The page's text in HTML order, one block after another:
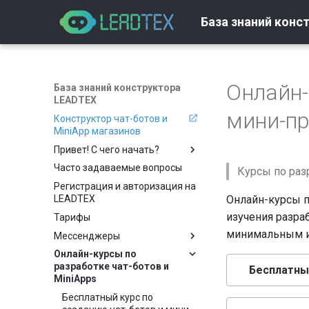
База знаний
База знаний конструктора
LEADTEX
Конструктор чат-ботов и
MiniApp магазинов
Привет! С чего начать?
Вход и регистрация
Как создать бота
Создание бота с помощью
AI-генератора
Самостоятельное создание
бота
Настройки
Настройки аккаунта
Безопасность аккаунта
Оплата
Оплата токенов
Сценарий бота
Часто задаваемые вопросы
Регистрация и авторизация на
LEADTEX
Тарифы
Мессенджеры
Telegram
Подключение Telegram
Прямые ссылки на
дополнительные сценарии
Whatsapp
Подключение WhatsApp
VK
Онлайн-курсы по
разработке чат-ботов и
MiniApps
Бесплатный курс по
мини-
Курсы по
Онлайн-курсы
изучения
минимальным